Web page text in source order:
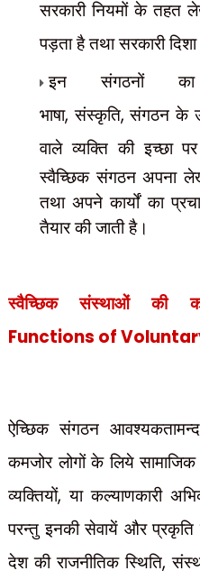
सरकारी नियमों के तहत
पड़ता है तथा सरकारी दिशा
इन संगठनों का
भाषा,संस्कृति,संगठन के
वाले व्यक्ति कीइच्छा
स्वैच्छिक संगठन अपना
तथा अपने कार्यों का
तैयार की जाती है।
स्वैच्छिक संस्थाओं की
Functions of
ऐच्छिक संगठन आवश्यकतामन्द
कमजोर लोगों के लिये
व्यक्तियों,या कल्याणकारी
परन्तु इनकी सेवायें और
देश की राजनीतिक स्थिति,